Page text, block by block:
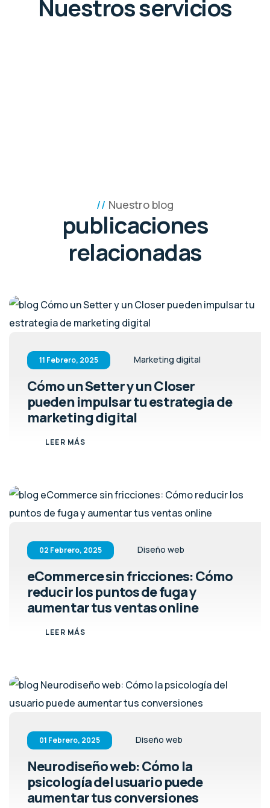
Nuestros servicios
Nuestro blog
publicaciones
relacionadas
11 Febrero, 2025 Marketing digital
Cómo un Setter y un Closer
pueden impulsar tu estrategia de
marketing digital
LEER MÁS
02 Febrero, 2025 Diseño web
eCommerce sin fricciones: Cómo
reducir los puntos de fuga y
aumentar tus ventas online
LEER MÁS
01 Febrero, 2025 Diseño web
Neurodiseño web: Cómo la
psicología del usuario puede
aumentar tus conversiones